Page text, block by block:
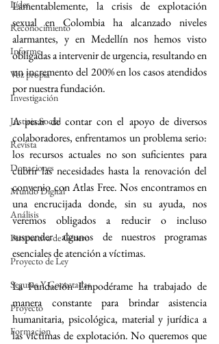
Líder
Reconocimiento
Informe
Voz propia
Investigación
Justicia Social
Revista
Donaciones
Mundo Digital
Análisis
Perspectiva de Género
Proyecto de Ley
Seguras Y Conectadas
Proyecto
Formacion
Lamentablemente, la crisis de explotación
sexual en Colombia ha alcanzado niveles
alarmantes, y en Medellín nos hemos visto
obligadas a intervenir de urgencia, resultando en
un incremento del 200% en los casos atendidos
por nuestra fundación.
A pesar de contar con el apoyo de diversos
colaboradores, enfrentamos un problema serio:
los recursos actuales no son suficientes para
cubrir las necesidades hasta la renovación del
convenio con Atlas Free. Nos encontramos en
una encrucijada donde, sin su ayuda, nos
veremos obligados a reducir o incluso
suspender algunos de nuestros programas
esenciales de atención a víctimas.
La Fundación Empodérame ha trabajado de
manera constante para brindar asistencia
humanitaria, psicológica, material y jurídica a
las víctimas de explotación. No queremos que